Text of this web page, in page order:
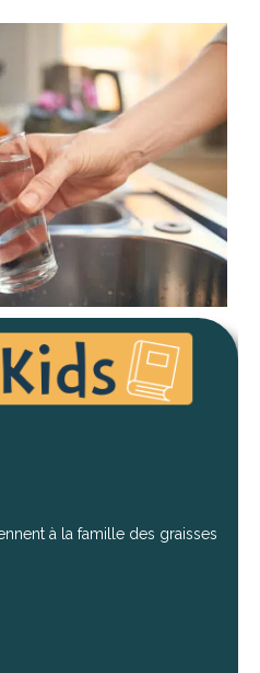
à la famille des graisses